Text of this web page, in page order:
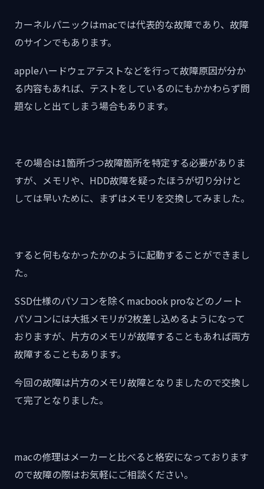
カーネルパニックはmacでは代表的な故障であり、故障
のサインでもあります。
appleハードウェアテストなどを行って故障原因が分か
る内容もあれば、テストをしているのにもかかわらず問
題なしと出てしまう場合もあります。
その場合は1箇所づつ故障箇所を特定する必要がありま
すが、メモリや、HDD故障を疑ったほうが切り分けと
しては早いために、まずはメモリを交換してみました。
すると何もなかったかのように起動することができまし
た。
SSD仕様のパソコンを除くmacbook proなどのノート
パソコンには大抵メモリが2枚差し込めるようになって
おりますが、片方のメモリが故障することもあれば両方
故障することもあります。
今回の故障は片方のメモリ故障となりましたので交換し
て完了となりました。
macの修理はメーカーと比べると格安になっております
ので故障の際はお気軽にご相談ください。